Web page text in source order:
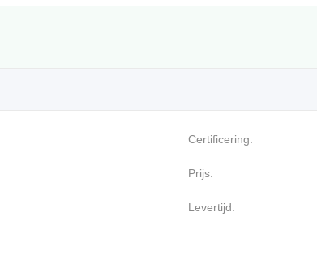
Certificering:
Prijs:
Levertijd: